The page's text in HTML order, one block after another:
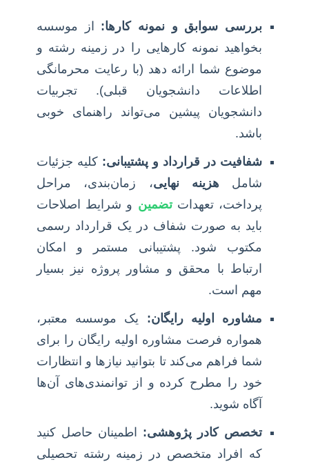
بررسی سوابق و نمونه کارها: از موسسه
بخواهید نمونه کارهایی را در زمینه رشته و
موضوع شما ارائه دهد (با رعایت محرمانگی
اطلاعات دانشجویان قبلی). تجربیات
دانشجویان پیشین می‌تواند راهنمای خوبی
باشد.
شفافیت در قرارداد و پشتیبانی: کلیه جزئیات
شامل هزینه نهایی، زمان‌بندی، مراحل
پرداخت، تعهداتتضمین و شرایط اصلاحات
باید به صورت شفاف در یک قرارداد رسمی
مکتوب شود. پشتیبانی مستمر و امکان
ارتباط با محقق و مشاور پروژه نیز بسیار
مهم است.
مشاوره اولیه رایگان: یک موسسه معتبر،
همواره فرصت مشاوره اولیه رایگان را برای
شما فراهم می‌کند تا بتوانید نیازها و انتظارات
خود را مطرح کرده و از توانمندی‌های آن‌ها
آگاه شوید.
تخصص کادر پژوهشی: اطمینان حاصل کنید
که افراد متخصص در زمینه رشته تحصیلی